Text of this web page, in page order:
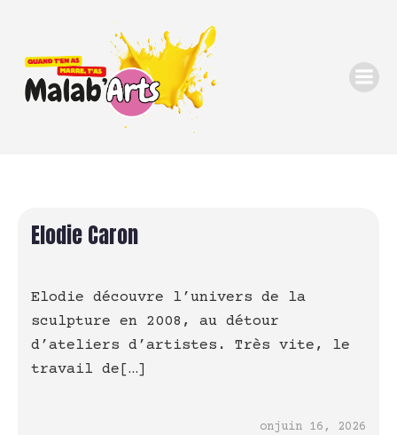
Elodie Caron
Elodie découvre l’univers de la
sculpture en 2008, au détour
d’ateliers d’artistes. Très vite, le
travail de[…]
onjuin 16, 2026